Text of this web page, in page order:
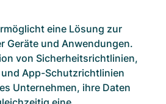
eine Lösung zur
Geräte und Anwendungen.
von Sicherheitsrichtlinien,
App-Schutzrichtlinien
Unternehmen, ihre Daten